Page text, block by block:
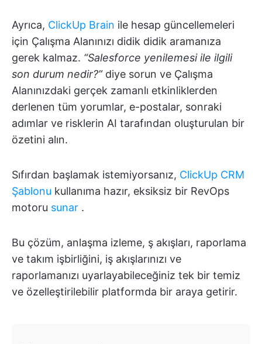
Ayrıca, ClickUp Brain ile hesap güncellemeleri
için Çalışma Alanınızı didik didik aramanıza
gerek kalmaz. “Salesforce yenilemesi ile ilgili
son durum nedir?”diye sorun ve Çalışma
Alanınızdaki gerçek zamanlı etkinliklerden
derlenen tüm yorumlar, e-postalar, sonraki
adımlar ve risklerin AI tarafından oluşturulan bir
özetini alın.
Sıfırdan başlamak istemiyorsanız, ClickUp CRM
Şablonu kullanıma hazır, eksiksiz bir RevOps
motoru sunar .
Bu çözüm, anlaşma izleme, ş akışları, raporlama
ve takım işbirliğini, iş akışlarınızı ve
raporlamanızı uyarlayabileceğiniz tek bir temiz
ve özelleştirilebilir platformda bir araya getirir.